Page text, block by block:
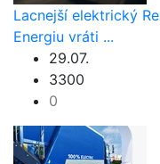
Lacnejší elektrický
Energiu vráti ...
29.07.
3300
0